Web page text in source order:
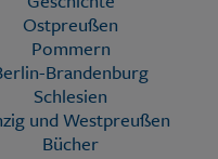
Ostpreußen
Pommern
Brandenburg
Schlesien
und Westpreußen
Bücher